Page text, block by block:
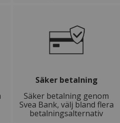
Säker betalning
Säker betalning genom
Svea Bank, välj bland flera
betalningsalternativ